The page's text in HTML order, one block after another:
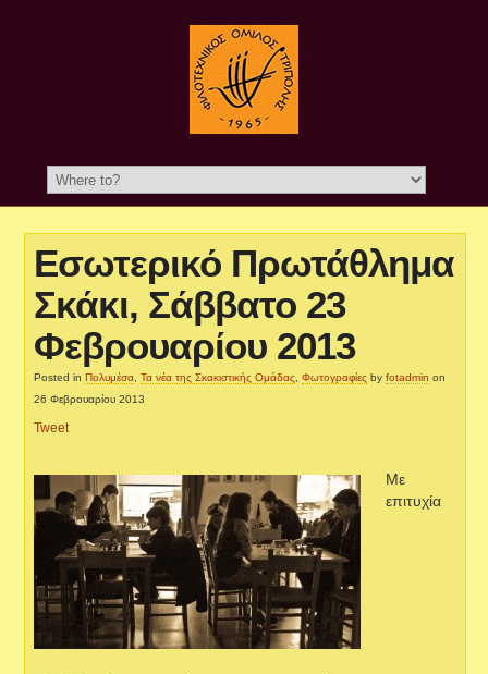
Εσωτερικό Πρωτάθλημα
Σκάκι, Σάββατο 23
Φεβρουαρίου 2013
Posted inΠολυμέσα ,Τα νέα της Σκακιστικής Ομάδας ,Φωτογραφίες byfotadmin on
26 Φεβρουαρίου 2013
Tweet
Με
επιτυχία